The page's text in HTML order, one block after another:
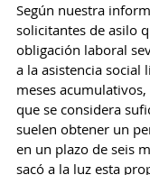
Según nuestra
solicitantes de asilo
obligación laboral
a la asistencia social
meses
que se considera
suelen obtener un
en un plazo de seis
sacó a la luz esta